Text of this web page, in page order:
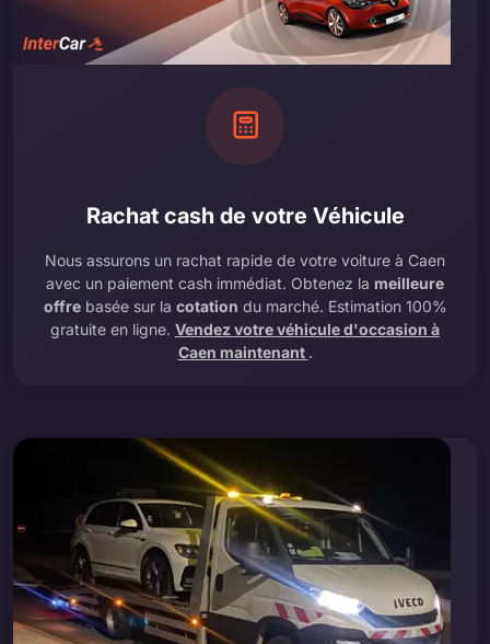
Rachat cash de votre Véhicule
Nous assurons un rachat rapide de votre voiture à Caen
avec un paiement cash immédiat. Obtenez la meilleure
offrebasée sur la cotation du marché. Estimation 100%
gratuite en ligne. Vendez votre véhicule d'occasion à
Caen maintenant .